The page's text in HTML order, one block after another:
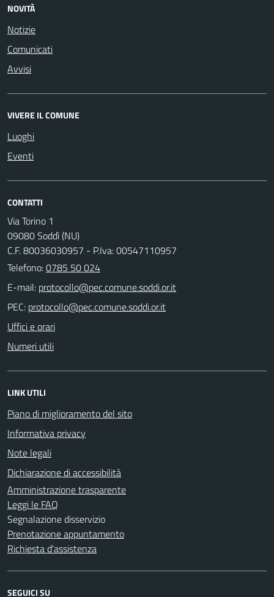
NOVITÀ
Notizie
Comunicati
Avvisi
VIVERE IL COMUNE
Luoghi
Eventi
CONTATTI
Via Torino 1
09080 Soddì (NU)
C.F. 80036030957 - P.Iva: 00547110957
Telefono:0785 50 024
E-mail:
PEC:
Uffici e orari
Numeri utili
LINK UTILI
Piano di miglioramento del sito
Informativa privacy
Note legali
Dichiarazione di accessibilità
Amministrazione trasparente
Leggi le FAQ
Segnalazione disservizio
Prenotazione appuntamento
Richiesta d'assistenza
SEGUICI SU